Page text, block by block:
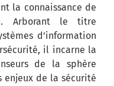
la connaissance de
Arborant le titre
d’information
il incarne la
de la sphère
enjeux de la sécurité